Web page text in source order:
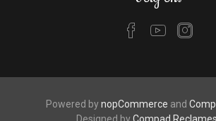
Powered bynopCommerce and